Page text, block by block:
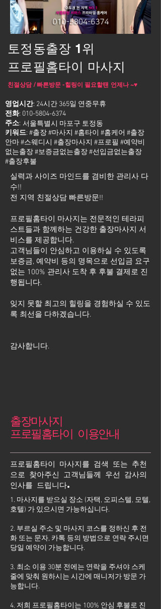
토정동출장 1위
프로필홈타이 마사지
친절상담 / 빠른방문 -힐링이 필요할땐 언제나 ~♥
영업시간: 24시간 365일 연중무휴
전화: 010-5804-6374
주소:
키워드: #출장 #마사지 #홈타이 #홈케어 #출장
안마 #스웨디시 #출장마사지 #프로필 #예약비
없는출장 #보증금없는출장 #선입금없는출장
#출장후불
서울특별시 마포구 토정동
실력과 사이즈 마인드를 겸비한 관리사 다
수!!
전 지역 친절상담 빠른방문!!
프로필홈타이 마사지는 전문적인 테라피
스트들과 함께하는 건강한 출장마사지 서
비스를 제공합니다.
고객님들이 안심하고 이용하실 수 있도록
보증금, 예약비 등의 명목으로 선입금 요구
없는 100% 관리사 도착 후 후불 결제로 진
행됩니다.
잊지 못할 최고의 힐링을 경험하실 수 있도
록 최선을 다하겠습니다.
​감사합니다.
출장마사지
프로필홈타이 이용안내
프로필홈타이 마사지를 검색 또는 추천
으로 찾아주신 고객님들께 우선 감사의
인사를 드립니다.
1. 마사지를 받으실 장소 (자택, 오피스텔, 모텔,
호텔) 가 있으시면 가능하십니다.
2. 부르실 주소 및 마사지 코스를 정하신 후 전
화 또는 문자, 카톡 등의 방법으로 연락 주시면
당일 예약이 가능합니다.
3. 최소 이용 30분 전에는 연락을 주셔야 스케
줄에 맞춰 원하시는 시간에 매니저가 방문 가
능합니다.
4. 저희 프로필홈타이는 100% 안심 후불로 진